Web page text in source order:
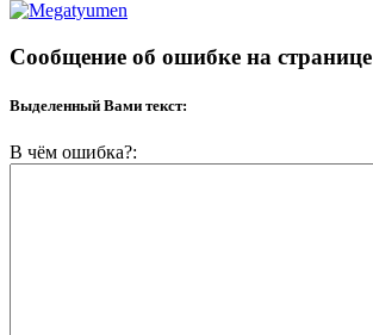
Сообщение об ошибке на странице
Выделенный Вами текст:
В чём ошибка?: